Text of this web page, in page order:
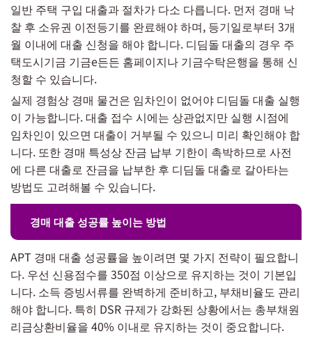
일반 주택 구입 대출과 절차가 다소 다릅니다. 먼저 경매 낙
찰 후 소유권 이전등기를 완료해야 하며, 등기일로부터 3개
월 이내에 대출 신청을 해야 합니다. 디딤돌 대출의 경우 주
택도시기금 기금e든든 홈페이지나 기금수탁은행을 통해 신
청할 수 있습니다.
실제 경험상 경매 물건은 임차인이 없어야 디딤돌 대출 실행
이 가능합니다. 대출 접수 시에는 상관없지만 실행 시점에
임차인이 있으면 대출이 거부될 수 있으니 미리 확인해야 합
니다. 또한 경매 특성상 잔금 납부 기한이 촉박하므로 사전
에 다른 대출로 잔금을 납부한 후 디딤돌 대출로 갈아타는
방법도 고려해볼 수 있습니다.
경매 대출 성공률 높이는 방법
APT 경매 대출 성공률을 높이려면 몇 가지 전략이 필요합니
다. 우선 신용점수를 350점 이상으로 유지하는 것이 기본입
니다. 소득 증빙서류를 완벽하게 준비하고, 부채비율도 관리
해야 합니다. 특히 DSR 규제가 강화된 상황에서는 총부채원
리금상환비율을 40% 이내로 유지하는 것이 중요합니다.